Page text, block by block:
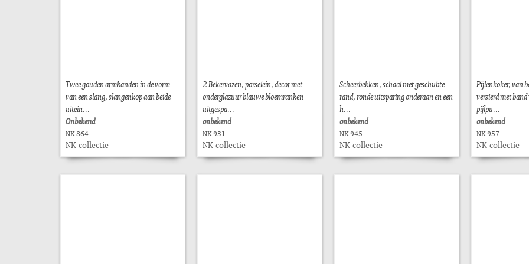
Twee gouden armbanden in de vorm
van een slang, slangenkop aan beide
uitein...
Onbekend
NK 864
NK-collectie
2 Bekervazen, porselein, decor met
onderglazuur blauwe bloemranken
uitgespa...
onbekend
NK 931
NK-collectie
Scheerbekken, schaal met geschubte
rand, ronde uitsparing onderaan en een
h...
onbekend
NK 945
NK-collectie
Pijlenkoker, van
versierd met
pijlpu...
onbekend
NK 957
NK-collectie